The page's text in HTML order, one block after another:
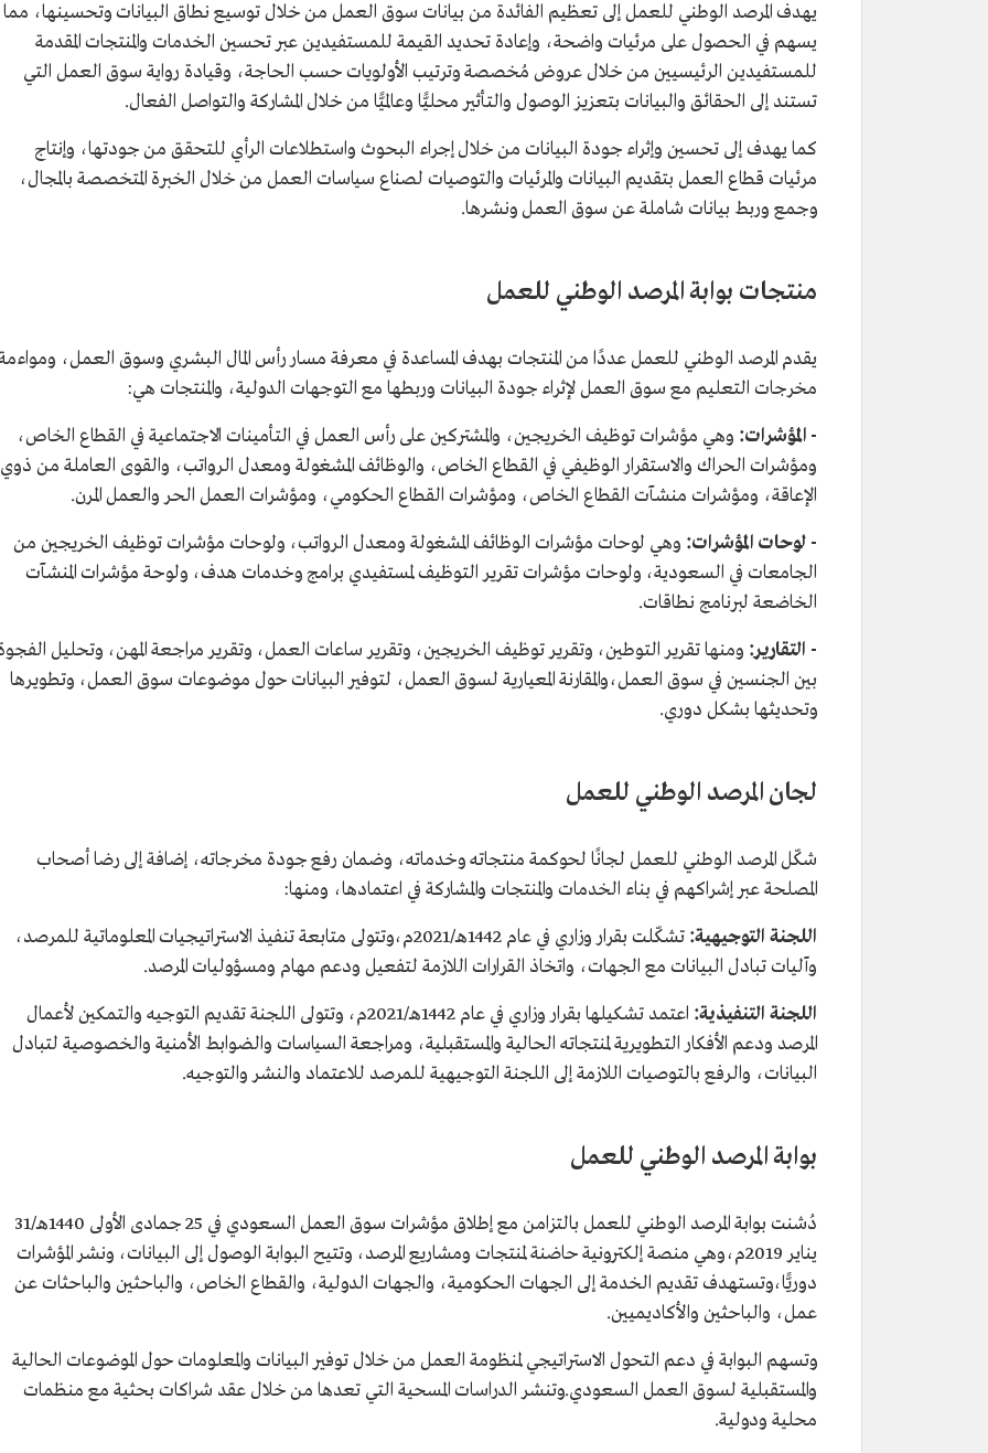
يهدف المرصد الوطني للعمل إلى تعظيم الفائدة من بيانات سوق العمل من خلال توسيع نطاق البيانات وتحسينها، مما
يسهم في الحصول على مرئيات واضحة، وإعادة تحديد القيمة للمستفيدين عبر تحسين الخدمات والمنتجات المقدمة
للمستفيدين الرئيسيين من خلال عروض مُخصصة وترتيب الأولويات حسب الحاجة، وقيادة رواية سوق العمل التي
تستند إلى الحقائق والبيانات بتعزيز الوصول والتأثير محليًّا وعالميًّا من خلال المشاركة والتواصل الفعال.
كما يهدف إلى تحسين وإثراء جودة البيانات من خلال إجراء البحوث واستطلاعات الرأي للتحقق من جودتها، وإنتاج
مرئيات قطاع العمل بتقديم البيانات والمرئيات والتوصيات لصناع سياسات العمل من خلال الخبرة المتخصصة بالمجال،
وجمع وربط بيانات شاملة عن سوق العمل ونشرها.
منتجات بوابة المرصد الوطني للعمل
يقدم المرصد الوطني للعمل عددًا من المنتجات بهدف المساعدة في معرفة مسار رأس المال البشري وسوق العمل،
مخرجات التعليم مع سوق العمل لإثراء جودة البيانات وربطها مع التوجهات الدولية، والمنتجات هي:
- المؤشرات: وهي مؤشرات توظيف الخريجين، والمشتركين على رأس العمل في التأمينات الاجتماعية في القطاع الخاص،
ومؤشرات الحراك والاستقرار الوظيفي في القطاع الخاص، والوظائف المشغولة ومعدل الرواتب، والقوى العاملة من ذوي
الإعاقة، ومؤشرات منشآت القطاع الخاص، ومؤشرات القطاع الحكومي، ومؤشرات العمل الحر والعمل المرن.
- لوحات المؤشرات: وهي لوحات مؤشرات الوظائف المشغولة ومعدل الرواتب، ولوحات مؤشرات توظيف الخريجين من
الجامعات في السعودية، ولوحات مؤشرات تقرير التوظيف لمستفيدي برامج وخدمات هدف، ولوحة مؤشرات المنشآت
الخاضعة لبرنامج نطاقات.
- التقارير: ومنهاتقرير التوطين، وتقرير توظيف الخريجين، وتقرير ساعات العمل، وتقرير مراجعة المهن، وتحليل
بين الجنسين في سوق العمل،والمقارنة المعيارية لسوق العمل، لتوفير البيانات حول موضوعات سوق العمل، وتطويرها
وتحديثها بشكل دوري.
لجان المرصد الوطني للعمل
شكّل المرصد الوطني للعمل لجانًا لحوكمة منتجاته وخدماته، وضمان رفع جودة مخرجاته، إضافة إلى رضا أصحاب
المصلحة عبر إشراكهم في بناء الخدمات والمنتجات والمشاركة في اعتمادها، ومنها:
اللجنة التوجيهية:
تشكّلت بقرار وزاري في عام 1442هـ/2021م،وتتولى متابعة تنفيذ الاستراتيجيات المعلوماتية للمرصد،
وآليات تبادل البيانات مع الجهات، واتخاذ القرارات اللازمة لتفعيل ودعم مهام ومسؤوليات المرصد.
اللجنة التنفيذية:
اعتمد تشكيلها بقرار وزاري في عام 1442هـ/2021م، وتتولى اللجنة تقديم التوجيه والتمكين لأعمال
المرصد ودعم الأفكار التطويرية لمنتجاته الحالية والمستقبلية، ومراجعة السياسات والضوابط الأمنية والخصوصية لتبادل
البيانات، والرفع بالتوصيات اللازمة إلى اللجنة التوجيهية للمرصد للاعتماد والنشر والتوجيه.
بوابة المرصد الوطني للعمل
دُشنت بوابة المرصد الوطني للعمل بالتزامن مع إطلاق مؤشرات سوق العمل السعودي في 25 جمادى الأولى 1440هـ/31
يناير 2019م،وهي منصة إلكترونية حاضنة لمنتجات ومشاريع المرصد، وتتيح البوابة الوصول إلى البيانات، ونشر المؤشرات
دوريًّا،وتستهدف تقديم الخدمة إلى الجهات الحكومية، والجهات الدولية، والقطاع الخاص، والباحثين والباحثات عن
عمل، والباحثين والأكاديميين.
وتسهم البوابة في دعم التحول الاستراتيجي لمنظومة العمل من خلال توفير البيانات والمعلومات حول الموضوعات الحالية
والمستقبلية لسوق العمل السعودي.وتنشر الدراسات المسحية التي تعدها من خلال عقد شراكات بحثية مع منظمات
محلية ودولية.